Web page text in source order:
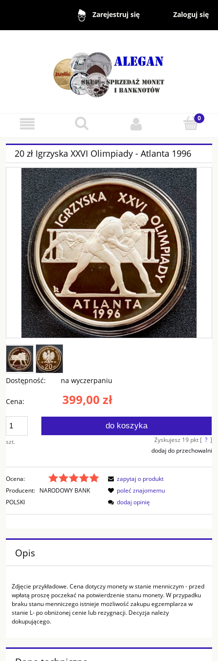
Zarejestruj się Zaloguj się
20 zł Igrzyska XXVI Olimpiady - Atlanta 1996
Dostępność: na wyczerpaniu
Cena: 399,00 zł
szt.
do koszyka
Zyskujesz 19pkt [ ? ]
dodaj do przechowalni
Ocena:
Producent: NARODOWY BANK
POLSKI
zapytaj o produkt
poleć znajomemu
dodaj opinię
Opis
Zdjęcie przykładowe. Cena dotyczy monety w stanie menniczym - przed
wpłatą proszę poczekać na potwierdzenie stanu monety. W przypadku
braku stanu menniczego istnieje możliwość zakupu egzemplarza w
stanie L- po obniżonej cenie lub rezygnacji. Decyzja należy
dokupującego.